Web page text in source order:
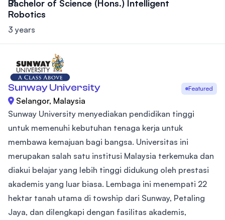
Bachelor of Science (Hons.) Intelligent
Robotics
3 years
Sunway University Featured
Selangor, Malaysia
Sunway University menyediakan pendidikan tinggi
untuk memenuhi kebutuhan tenaga kerja untuk
membawa kemajuan bagi bangsa. Universitas ini
merupakan salah satu institusi Malaysia terkemuka dan
diakui belajar yang lebih tinggi didukung oleh prestasi
akademis yang luar biasa. Lembaga ini menempati 22
hektar tanah utama di towship dari Sunway, Petaling
Jaya, dan dilengkapi dengan fasilitas akademis,